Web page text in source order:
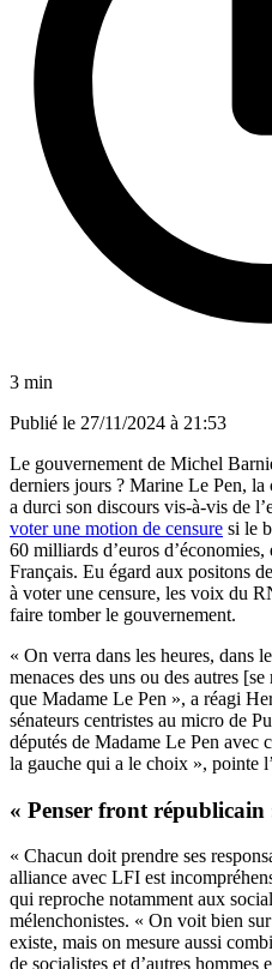
3 min
Publié le 27/11/2024 à 21:53
Le gouvernement de Michel
derniers jours ? Marine Le Pen,
a durci son discours vis-à-vis de
voter une motion de censure si le
60 milliards d’euros
Français. Eu égard aux positons
à voter une censure, les voix du
faire tomber le gouvernement.
« On verra dans les heures, dans
menaces des uns ou des autres
que Madame Le Pen », a réagi
sénateurs centristes au micro de
députés de Madame Le Pen avec
la gauche qui a le choix », pointe
« Penser front républicain
« Chacun doit prendre ses
alliance avec LFI est
qui reproche notamment aux
mélenchonistes. « On voit bien
existe, mais on mesure aussi
de socialistes et d’autres hommes